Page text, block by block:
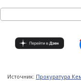
Источник: Прокуратура